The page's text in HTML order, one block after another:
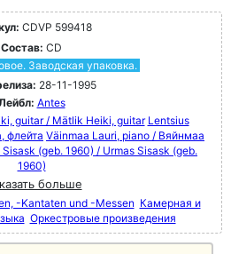
CDVP 599418
Состав: CD
Заводская упаковка.
28-11-1995
Antes
guitar / Mätlik Heiki, guitar Lentsius
флейта Väinmaa Lauri, piano / Вяйнмаа
Sisask (geb. 1960) / Urmas Sisask (geb.
1960)
больше
-Kantaten und -Messen Камерная и
Оркестровые произведения